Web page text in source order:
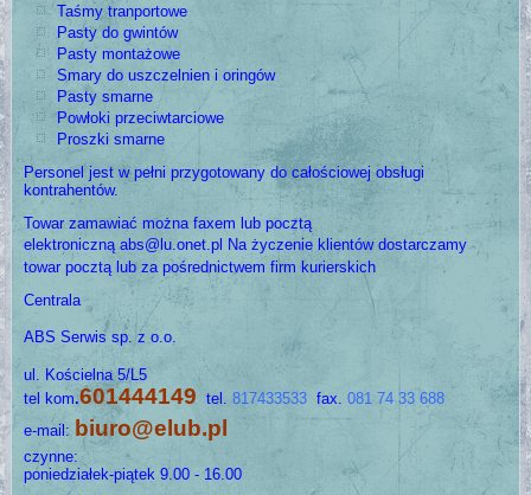
Taśmy tranportowe
Pasty do gwintów
Pasty montażowe
Smary do uszczelnien i oringów
Pasty smarne
Powłoki przeciwtarciowe
Proszki smarne
Personel jest w pełni przygotowany do całościowej obsługi
kontrahentów.
Towar zamawiać można faxem lub pocztą
elektronicznąabs@lu.onet.pl Na życzenie klientów dostarczamy
towar pocztą lub za pośrednictwem firm kurierskich
Centrala
ABS Serwis sp. z o.o.
ul. Kościelna 5/L5
tel kom.601444149 tel. 817433533 fax.
081 74 33 688
e-mail: biuro@elub.pl
czynne:
poniedziałek-piątek 9.00 - 16.00